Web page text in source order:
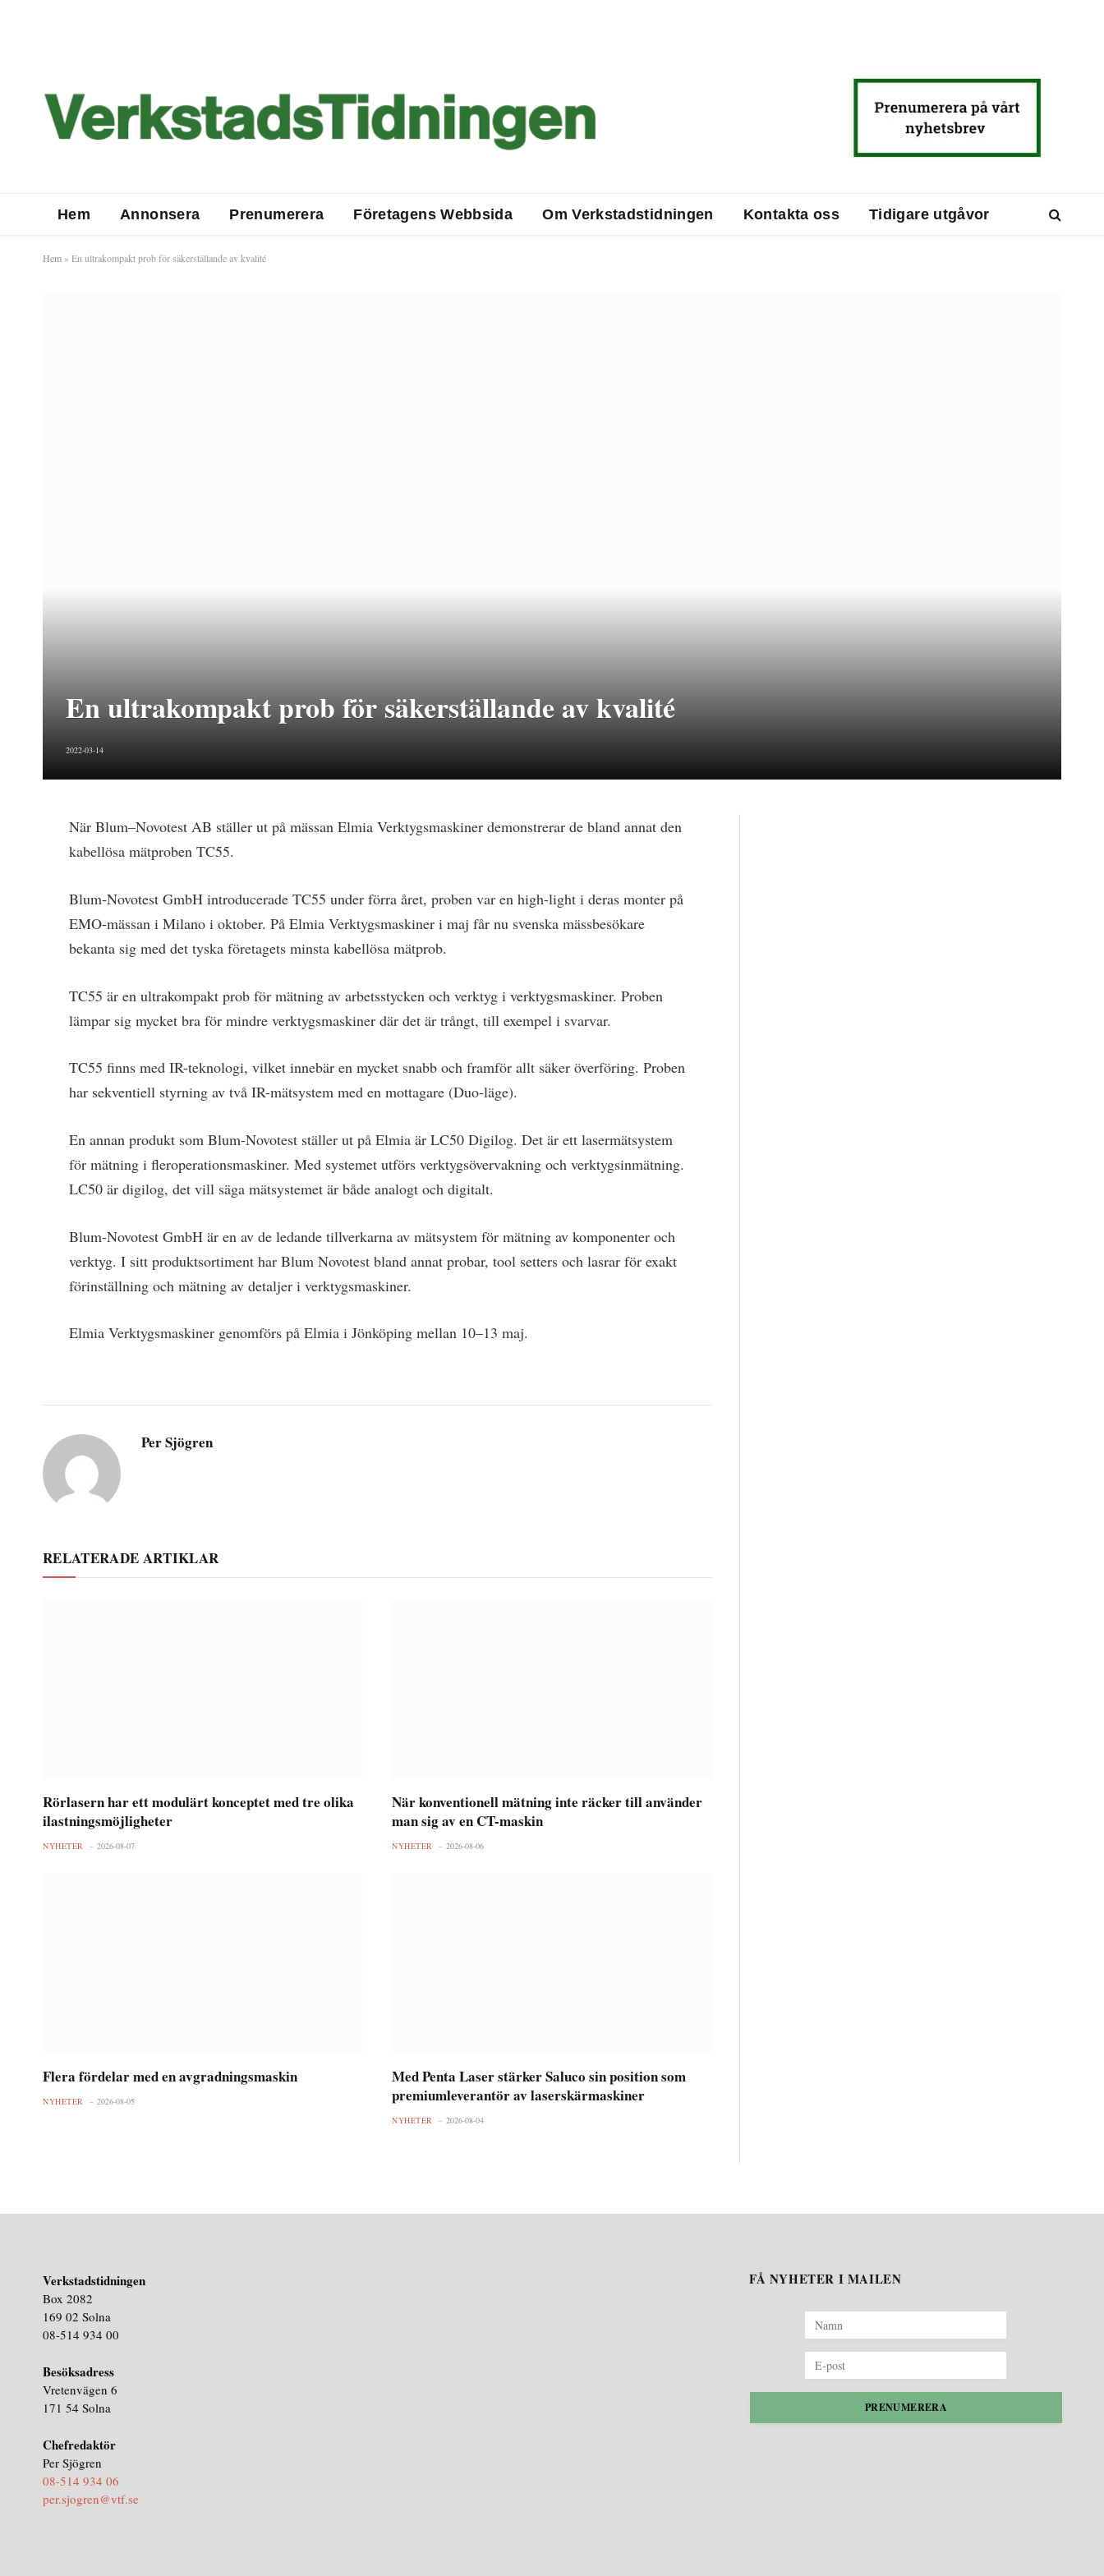
Hem Annonsera Prenumerera Företagens Webbsida Om Verkstadstidningen Kontakta oss Tidigare utgåvor
Hem » En ultrakompakt prob för säkerställande av kvalité
En ultrakompakt prob för säkerställande av kvalité
2022-03-14
När Blum–Novotest AB ställer ut på mässan Elmia Verktygsmaskiner demonstrerar de bland annat den
kabellösa mätproben TC55.
Blum-Novotest GmbH introducerade TC55 under förra året, proben var en high-light i deras monter på
EMO-mässan i Milano i oktober. På Elmia Verktygsmaskiner i maj får nu svenska mässbesökare
bekanta sig med det tyska företagets minsta kabellösa mätprob.
TC55 är en ultrakompakt prob för mätning av arbetsstycken och verktyg i verktygsmaskiner. Proben
lämpar sig mycket bra för mindre verktygsmaskiner där det är trångt, till exempel i svarvar.
TC55 finns med IR-teknologi, vilket innebär en mycket snabb och framför allt säker överföring. Proben
har sekventiell styrning av två IR-mätsystem med en mottagare (Duo-läge).
En annan produkt som Blum-Novotest ställer ut på Elmia är LC50 Digilog. Det är ett lasermätsystem
för mätning i fleroperationsmaskiner. Med systemet utförs verktygsövervakning och verktygsinmätning.
LC50 är digilog, det vill säga mätsystemet är både analogt och digitalt.
Blum-Novotest GmbH är en av de ledande tillverkarna av mätsystem för mätning av komponenter och
verktyg. I sitt produktsortiment har Blum Novotest bland annat probar, tool setters och lasrar för exakt
förinställning och mätning av detaljer i verktygsmaskiner.
Elmia Verktygsmaskiner genomförs på Elmia i Jönköping mellan 10–13 maj.
Per Sjögren
RELATERADE ARTIKLAR
Rörlasern har ett modulärt konceptet med tre olika
ilastningsmöjligheter
NYHETER 2026-08-07
När konventionell mätning inte räcker till använder
man sig av en CT-maskin
NYHETER 2026-08-06
Flera fördelar med en avgradningsmaskin
NYHETER 2026-08-05
Med Penta Laser stärker Saluco sin position som
premiumleverantör av laserskärmaskiner
NYHETER 2026-08-04
Verkstadstidningen
Box 2082
169 02 Solna
08-514 934 00
Besöksadress
Vretenvägen 6
171 54 Solna
Chefredaktör
Per Sjögren
08-514 934 06
per.sjogren@vtf.se
FÅ NYHETER I MAILEN
PRENUMERERA